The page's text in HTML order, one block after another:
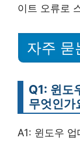
이트 오류로
자주 묻
Q1: 윈도
무엇인가
A1: 윈도우